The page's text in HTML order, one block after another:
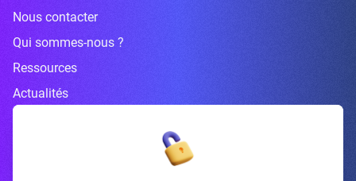
Nous contacter
Qui sommes-nous ?
Ressources
Actualités
Inscrivez-vous à la newsletter